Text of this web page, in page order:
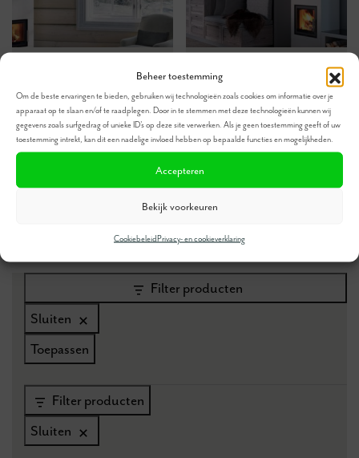
Beheer toestemming
Om de beste ervaringen te bieden, gebruiken wij technologieën zoals cookies om informatie over je
apparaat op te slaan en/of te raadplegen. Door in te stemmen met deze technologieën kunnen wij
gegevens zoals surfgedrag of unieke ID's op deze site verwerken. Als je geen toestemming geeft of uw
toestemming intrekt, kan dit een nadelige invloed hebben op bepaalde functies en mogelijkheden.
Accepteren
Bekijk voorkeuren
CookiebeleidPrivacy- en cookieverklaring
Filter producten
Sluiten
Toepassen
Filter producten
Sluiten
Hoog rendement
Tot 27 uur na warmte
Nordpeis Salzburg S
Hoog rendement
Tot 27 uur na warmte